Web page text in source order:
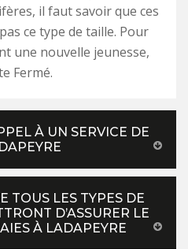
il faut savoir que ces
ce type de taille. Pour
une nouvelle jeunesse,
Fermé.
À UN SERVICE DE
TOUS LES TYPES DE
D’ASSURER LE
À LADAPEYRE